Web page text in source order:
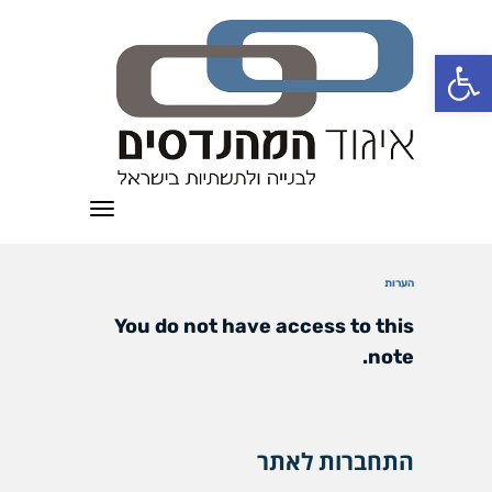
פתח סרגל נגישות
תפריט
הערות
You do not have access to this
note.
התחברות לאתר